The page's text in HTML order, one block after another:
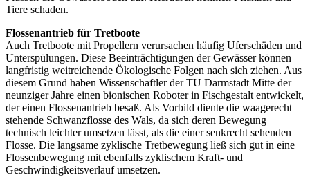
Tiere schaden.
Flossenantrieb für Tretboote
Auch Tretboote mit Propellern verursachen häufig Uferschäden und
Unterspülungen. Diese Beeinträchtigungen der Gewässer können
langfristig weitreichende Ökologische Folgen nach sich ziehen. Aus
diesem Grund haben Wissenschaftler der TU Darmstadt Mitte der
neunziger Jahre einen bionischen Roboter in Fischgestalt entwickelt,
der einen Flossenantrieb besaß. Als Vorbild diente die waagerecht
stehende Schwanzflosse des Wals, da sich deren Bewegung
technisch leichter umsetzen lässt, als die einer senkrecht sehenden
Flosse. Die langsame zyklische Tretbewegung ließ sich gut in eine
Flossenbewegung mit ebenfalls zyklischem Kraft- und
Geschwindigkeitsverlauf umsetzen.